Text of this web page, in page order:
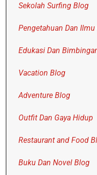
Sekolah Surfing Blog
Pengetahuan Dan
Edukasi Dan
Vacation Blog
Adventure Blog
Outfit Dan Gaya Hidup
Restaurant and Food
Buku Dan Novel Blog